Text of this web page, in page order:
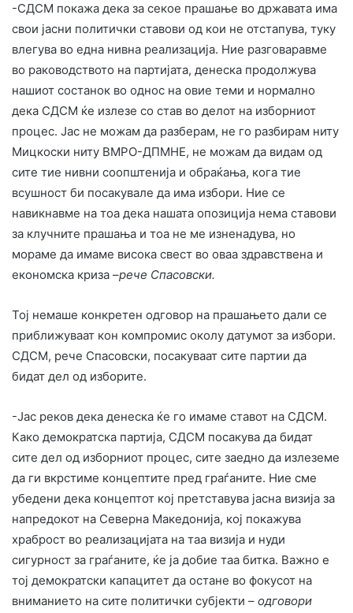
-СДСМ покажа дека за секое прашање во државата има
свои јасни политички ставови од кои не отстапува, туку
влегува во една нивна реализација. Ние разговаравме
во раководството на партијата, денеска продолжува
нашиот состанок во однос на овие теми и нормално
дека СДСМ ќе излезе со став во делот на изборниот
процес. Јас не можам да разберам, не го разбирам ниту
Мицкоски ниту ВМРО-ДПМНЕ, не можам да видам од
сите тие нивни соопштенија и обраќања, кога тие
всушност би посакувале да има избори. Ние се
навикнавме на тоа дека нашата опозиција нема ставови
за клучните прашања и тоа не ме изненадува, но
мораме да имаме висока свест во оваа здравствена и
економска криза –рече Спасовски.
Тој немаше конкретен одговор на прашањето дали се
приближуваат кон компромис околу датумот за избори.
СДСМ, рече Спасовски, посакуваат сите партии да
бидат дел од изборите.
-Јас реков дека денеска ќе го имаме ставот на СДСМ.
Како демократска партија, СДСМ посакува да бидат
сите дел од изборниот процес, сите заедно да излеземе
да ги вкрстиме концептите пред граѓаните. Ние сме
убедени дека концептот кој претставува јасна визија за
напредокот на Северна Македонија, кој покажува
храброст во реализацијата на таа визија и нуди
сигурност за граѓаните, ќе ја добие таа битка. Важно е
тој демократски капацитет да остане во фокусот на
вниманието на сите политички субјекти – одговори